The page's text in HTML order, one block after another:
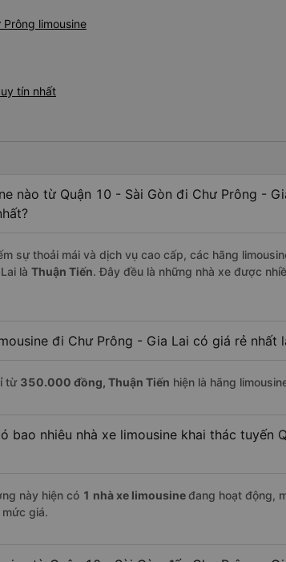
limousine
tín nhất
nào từ Quận 10 - Sài Gòn đi Chư Prông -
sự thoải mái và dịch vụ cao cấp, các hãng
là Thuận Tiến. Đây đều là những nhà xe được
đi Chư Prông - Gia Lai có giá rẻ nhất
từ 350.000 đồng, Thuận Tiến hiện là hãng
bao nhiêu nhà xe limousine khai thác tuyến
này hiện có 1 nhà xe limousineđang hoạt động,
giá.